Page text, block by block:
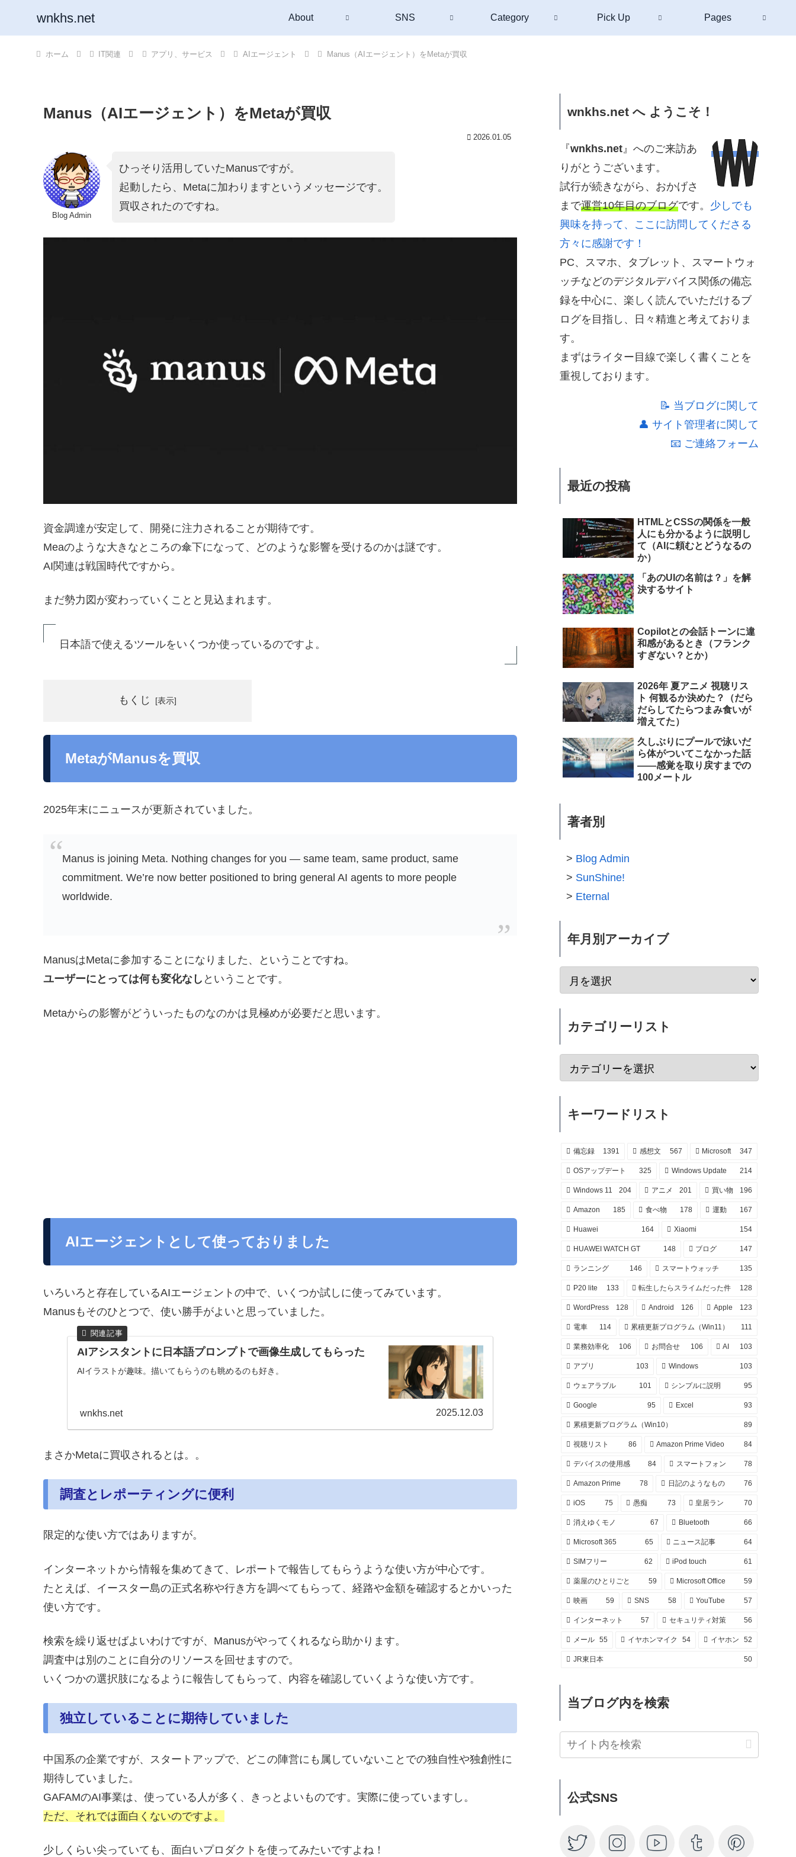
wnkhs.net About SNS Category Pick Up Pages
ホーム IT関連 アプリ、サービス AIエージェント Manus（AIエージェント）をMetaが買収
Manus（AIエージェント）をMetaが買収
2026.01.05
Blog Admin
ひっそり活用していたManusですが。
起動したら、Metaに加わりますというメッセージです。
買収されたのですね。
資金調達が安定して、開発に注力されることが期待です。
Meaのような大きなところの傘下になって、どのような影響を受けるのかは謎です。
AI関連は戦国時代ですから。
まだ勢力図が変わっていくことと見込まれます。
日本語で使えるツールをいくつか使っているのですよ。
もくじ
MetaがManusを買収
2025年末にニュースが更新されていました。
Manus is joining Meta. Nothing changes for you — same team, same product, same
commitment. We’re now better positioned to bring general AI agents to more people
worldwide.
ManusはMetaに参加することになりました、ということですね。
ユーザーにとっては何も変化なし ということです。
Metaからの影響がどういったものなのかは見極めが必要だと思います。
AIエージェントとして使っておりました
いろいろと存在しているAIエージェントの中で、いくつか試しに使ってみています。
Manusもそのひとつで、使い勝手がよいと思っていました。
AIアシスタントに日本語プロンプトで画像生成してもらった
AIイラストが趣味。描いてもらうのも眺めるのも好き。
wnkhs.net 2025.12.03
まさかMetaに買収されるとは。。
調査とレポーティングに便利
限定的な使い方ではありますが。
インターネットから情報を集めてきて、レポートで報告してもらうような使い方が中心です。
たとえば、イースター島の正式名称や行き方を調べてもらって、経路や金額を確認するとかいった
使い方です。
検索を繰り返せばよいわけですが、Manusがやってくれるなら助かります。
調査中は別のことに自分のリソースを回せますので。
いくつかの選択肢になるように報告してもらって、内容を確認していくような使い方です。
独立していることに期待していました
中国系の企業ですが、スタートアップで、どこの陣営にも属していないことでの独自性や独創性に
期待していました。
GAFAMのAI事業は、使っている人が多く、きっとよいものです。実際に使っていますし。
ただ、それでは面白くないのですよ。
少しくらい尖っていても、面白いプロダクトを使ってみたいですよね！
wnkhs.net へ ようこそ！
『wnkhs.net 』へのご来訪あ
りがとうございます。
試行が続きながら、おかげさ
まで運営10年目のブログです。 少しでも
興味を持って、ここに訪問してくださる
方々に感謝です！
PC、スマホ、タブレット、スマートウォ
ッチなどのデジタルデバイス関係の備忘
録を中心に、楽しく読んでいただけるブ
ログを目指し、日々精進と考えておりま
す。
まずはライター目線で楽しく書くことを
重視しております。
📝 当ブログに関して
👤 サイト管理者に関して
📧 ご連絡フォーム
最近の投稿
HTMLとCSSの関係を一般
人にも分かるように説明し
て（AIに頼むとどうなるの
か）
「あのUIの名前は？」を解
決するサイト
Copilotとの会話トーンに違
和感があるとき（フランク
すぎない？とか）
2026年 夏アニメ 視聴リス
ト 何観るか決めた？（だら
だらしてたらつまみ食いが
増えてた）
久しぶりにプールで泳いだ
ら体がついてこなかった話
――感覚を取り戻すまでの
100メートル
著者別
Blog Admin
SunShine!
Eternal
年月別アーカイブ
カテゴリーリスト
キーワードリスト
備忘録 1391 感想文 567 Microsoft 347
OSアップデート 325 Windows Update 214
Windows 11 204 アニメ 201 買い物 196
Amazon 185 食べ物 178 運動 167
Huawei 164 Xiaomi 154
HUAWEI WATCH GT 148 ブログ 147
ランニング 146 スマートウォッチ 135
P20 lite 133 転生したらスライムだった件 128
WordPress 128 Android 126 Apple 123
電車 114 累積更新プログラム（Win11） 111
業務効率化 106 お問合せ 106 AI 103
アプリ 103 Windows 103
ウェアラブル 101 シンプルに説明 95
Google 95 Excel 93
累積更新プログラム（Win10） 89
視聴リスト 86 Amazon Prime Video 84
デバイスの使用感 84 スマートフォン 78
Amazon Prime 78 日記のようなもの 76
iOS 75 愚痴 73 皇居ラン 70
消えゆくモノ 67 Bluetooth 66
Microsoft 365 65 ニュース記事 64
SIMフリー 62 iPod touch 61
薬屋のひとりごと 59 Microsoft Office 59
映画 59 SNS 58 YouTube 57
インターネット 57 セキュリティ対策 56
メール 55 イヤホンマイク 54 イヤホン 52
JR東日本 50
当ブログ内を検索
公式SNS